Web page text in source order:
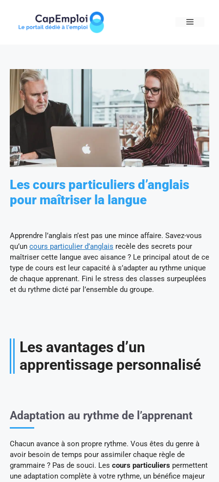
content
MENU
Les cours particuliers d’anglais
pour maîtriser la langue
Apprendre l’anglais n’est pas une mince affaire. Savez-vous
qu’un cours particulier d’anglais recèle des secrets pour
maîtriser cette langue avec aisance ? Le principal atout de ce
type de cours est leur capacité à s’adapter au rythme unique
de chaque apprenant. Fini le stress des classes surpeuplées
et du rythme dicté par l’ensemble du groupe.
Les avantages d’un
apprentissage personnalisé
Adaptation au rythme de l’apprenant
Chacun avance à son propre rythme. Vous êtes du genre à
avoir besoin de temps pour assimiler chaque règle de
grammaire ? Pas de souci. Les cours particuliers permettent
une adaptation complète à votre rythme, un bénéfice majeur